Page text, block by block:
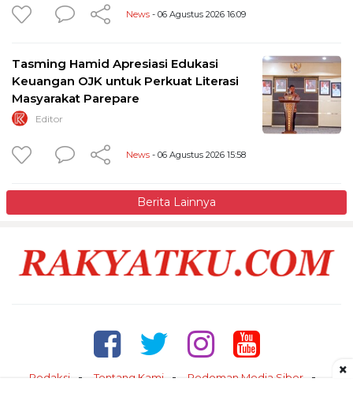
News - 06 Agustus 2026 16:09
Tasming Hamid Apresiasi Edukasi
Keuangan OJK untuk Perkuat Literasi
Masyarakat Parepare
Editor
News - 06 Agustus 2026 15:58
Berita Lainnya
Redaksi Tentang Kami
Pedoman Media Siber
×